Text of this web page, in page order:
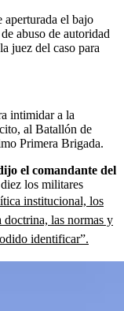
el bajo
abuso de autoridad
juez del caso para
intimidar a la
al Batallón de
Primera Brigada.
el comandante del
los militares
institucional, los
las normas y
identificar”.